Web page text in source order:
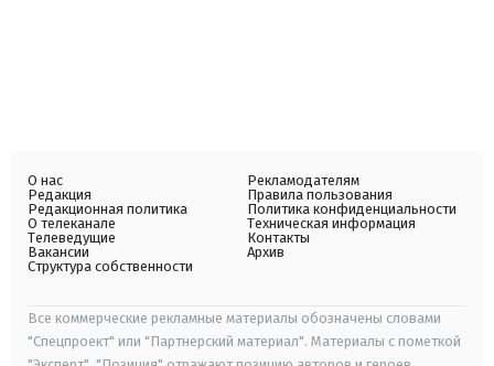
О нас
Редакция
Редакционная политика
О телеканале
Телеведущие
Вакансии
Структура собственности
Рекламодателям
Правила пользования
Политика конфиденциальности
Техническая информация
Контакты
Архив
Все коммерческие рекламные материалы обозначены словами
"Спецпроект" или "Партнерский материал". Материалы с пометкой